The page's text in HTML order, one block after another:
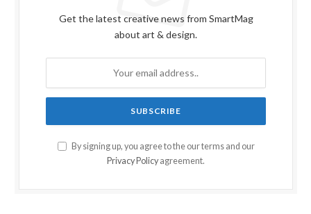
Get the latest creative news from SmartMag
about art & design.
By signing up, you agree to the our terms and our
Privacy Policy agreement.